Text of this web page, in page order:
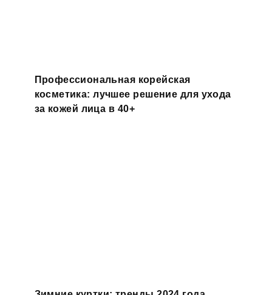
Профессиональная корейская
косметика: лучшее решение для ухода
за кожей лица в 40+